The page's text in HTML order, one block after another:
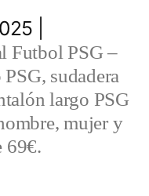
|
Futbol PSG –
sudadera
largo PSG
mujer y
69€.